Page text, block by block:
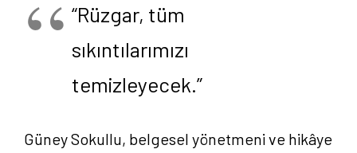
“Rüzgar, tüm
sıkıntılarımızı
temizleyecek.”
Güney Sokullu, belgesel yönetmeni ve hikâye